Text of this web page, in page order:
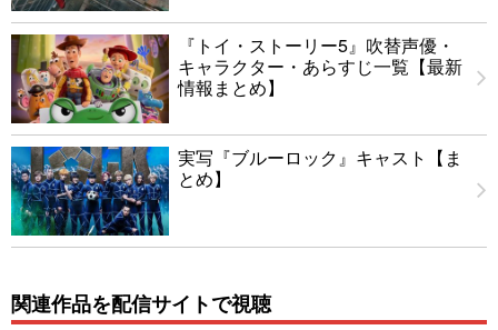
『トイ・ストーリー5』吹替声優・
キャラクター・あらすじ一覧【最新
情報まとめ】
実写『ブルーロック』キャスト【ま
とめ】
関連作品を配信サイトで視聴